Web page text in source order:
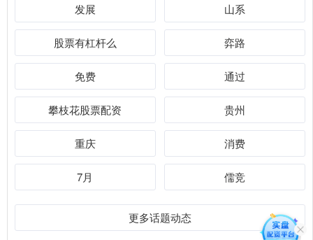
发展 山系
股票有杠杆么 弈路
免费 通过
攀枝花股票配资 贵州
重庆 消费
7月 儒竞
更多话题动态